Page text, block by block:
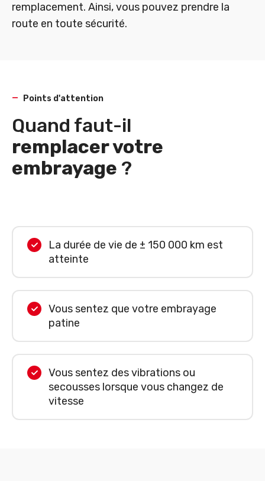
remplacement. Ainsi, vous pouvez prendre la
route en toute sécurité.
Points d'attention
Quand faut-il
remplacer votre
embrayage ?
La durée de vie de ± 150 000 km est
atteinte
Vous sentez que votre embrayage
patine
Vous sentez des vibrations ou
secousses lorsque vous changez de
vitesse